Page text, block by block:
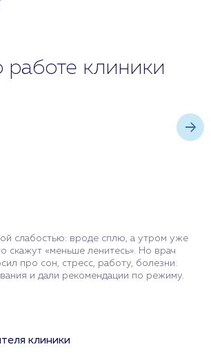
клиники
слабостью: вроде сплю, а утром уже
скажут «меньше ленитесь». Но врач
про сон, стресс, работу, болезни.
и дали рекомендации по режиму.
клиники